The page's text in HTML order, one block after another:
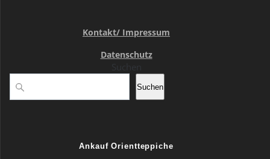
Kontakt/ Impressum
Datenschutz
Suchen
Suchen
Ankauf Orientteppiche